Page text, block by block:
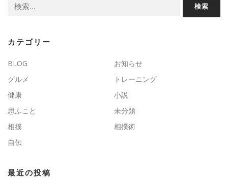
索:
カテゴリー
BLOG
お知らせ
グルメ
トレーニング
健康
小説
思ふこと
未分類
相撲
相撲術
自伝
最近の投稿